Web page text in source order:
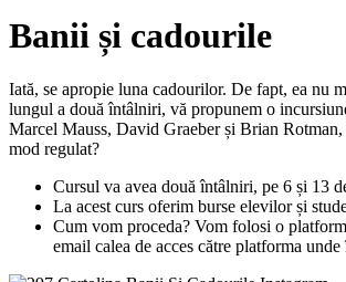
Banii și cadourile
Iată, se apropie luna cadourilor. De fapt, ea nu
lungul a două întâlniri, vă propunem o
Marcel Mauss, David Graeber și Brian
mod regulat?
Cursul va avea două întâlniri, pe 6 și 13
La acest curs oferim burse elevilor și
Cum vom proceda? Vom folosi o
email calea de acces către platforma